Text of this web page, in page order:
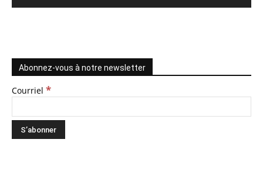
Abonnez-vous à notre newsletter
Courriel *